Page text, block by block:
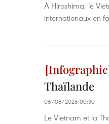
À Hiroshima, le
internationaux en
Thaïlande
06/08/2026 00:30
Le Vietnam et la